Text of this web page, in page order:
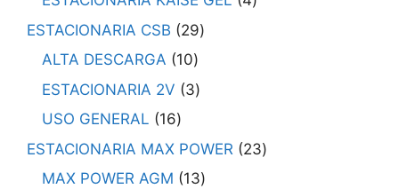
ESTACIONARIA CSB
29
ALTA DESCARGA
10
ESTACIONARIA 2V
3
USO GENERAL
16
ESTACIONARIA MAX POWER
23
MAX POWER AGM
13